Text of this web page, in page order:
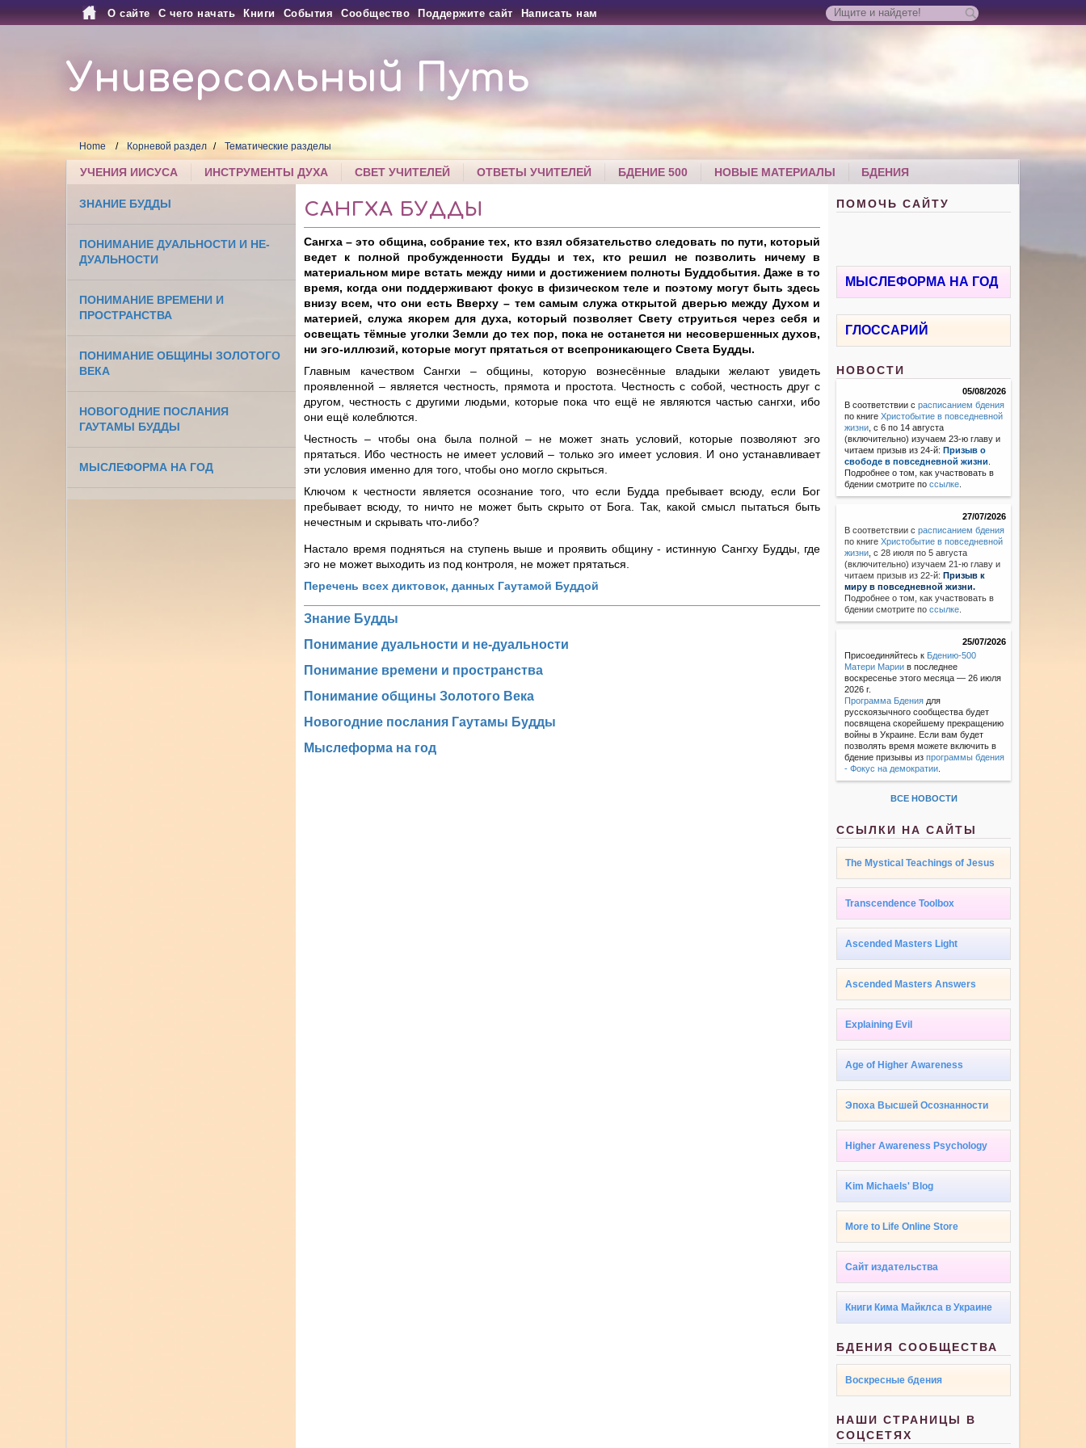
О сайте С чего начать Книги События Сообщество Поддержите сайт Написать нам
Универсальный Путь
Home Корневой раздел Тематические разделы
УЧЕНИЯ ИИСУСА ИНСТРУМЕНТЫ ДУХА СВЕТ УЧИТЕЛЕЙ ОТВЕТЫ УЧИТЕЛЕЙ БДЕНИЕ 500 НОВЫЕ МАТЕРИАЛЫ БДЕНИЯ
ЗНАНИЕ БУДДЫ
ПОНИМАНИЕ ДУАЛЬНОСТИ И НЕ-
ДУАЛЬНОСТИ
ПОНИМАНИЕ ВРЕМЕНИ И
ПРОСТРАНСТВА
ПОНИМАНИЕ ОБЩИНЫ ЗОЛОТОГО
ВЕКА
НОВОГОДНИЕ ПОСЛАНИЯ
ГАУТАМЫ БУДДЫ
МЫСЛЕФОРМА НА ГОД
САНГХА БУДДЫ
Cангха – это община, собрание тех, кто взял обязательство следовать по пути, который
ведет к полной пробужденности Будды и тех, кто решил не позволить ничему в
материальном мире встать между ними и достижением полноты Буддобытия. Даже в то
время, когда они поддерживают фокус в физическом теле и поэтому могут быть здесь
внизу всем, что они есть Вверху – тем самым служа открытой дверью между Духом и
материей, служа якорем для духа, который позволяет Свету струиться через себя и
освещать тёмные уголки Земли до тех пор, пока не останется ни несовершенных духов,
ни эго-иллюзий, которые могут прятаться от всепроникающего Света Будды.
Главным качеством Сангхи – общины, которую вознесённые владыки желают увидеть
проявленной – является честность, прямота и простота. Честность с собой, честность друг с
другом, честность с другими людьми, которые пока что ещё не являются частью сангхи, ибо
они ещё колеблются.
Честность – чтобы она была полной – не может знать условий, которые позволяют эго
прятаться. Ибо честность не имеет условий – только эго имеет условия. И оно устанавливает
эти условия именно для того, чтобы оно могло скрыться.
Ключом к честности является осознание того, что если Будда пребывает всюду, если Бог
пребывает всюду, то ничто не может быть скрыто от Бога. Так, какой смысл пытаться быть
нечестным и скрывать что-либо?
Настало время подняться на ступень выше и проявить общину - истинную Сангху Будды, где
эго не может выходить из под контроля, не может прятаться.
Перечень всех диктовок, данных Гаутамой Буддой
Знание Будды
Понимание дуальности и не-дуальности
Понимание времени и пространства
Понимание общины Золотого Века
Новогодние послания Гаутамы Будды
Мыслеформа на год
ПОМОЧЬ САЙТУ
МЫСЛЕФОРМА НА ГОД
ГЛОССАРИЙ
НОВОСТИ
05/08/2026
В соответствии срасписанием бдения
по книгеХристобытие в повседневной
жизни , с 6 по 14 августа
(включительно) изучаем 23-ю главу и
читаем призыв из 24-й: Призыв о
свободе в повседневной жизни
Подробнее о том, как участвовать в
бдении смотрите поссылке
27/07/2026
В соответствии с расписанием бдения
по книгеХристобытие в повседневной
жизни с 28 июля по 5 августа
(включительно) изучаем 21-ю главу и
читаем призыв из 22-й: Призыв к
миру в повседневной жизни.
Подробнее о том, как участвовать в
бдении смотрите поссылке
25/07/2026
Присоединяйтесь к Бдению-500
Матери Марии в последнее
воскресенье этого месяца — 26 июля
2026 г.
Программа Бдения для
русскоязычного сообщества будет
посвящена скорейшему прекращению
войны в Украине. Если вам будет
позволять время можете включить в
бдение призывы изпрограммы бдения
- Фокус на демократии
ВСЕ НОВОСТИ
ССЫЛКИ НА САЙТЫ
The Mystical Teachings of Jesus
Transcendence Toolbox
Ascended Masters Light
Ascended Masters Answers
Explaining Evil
Age of Higher Awareness
Эпоха Высшей Осознанности
Higher Awareness Psychology
Kim Michaels' Blog
More to Life Online Store
Сайт издательства
Книги Кима Майклса в Украине
БДЕНИЯ СООБЩЕСТВА
Воскресные бдения
НАШИ СТРАНИЦЫ В
СОЦСЕТЯХ